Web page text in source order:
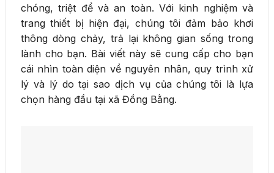
chóng, triệt để và an toàn. Với kinh nghiệm và
trang thiết bị hiện đại, chúng tôi đảm bảo khơi
thông dòng chảy, trả lại không gian sống trong
lành cho bạn. Bài viết này sẽ cung cấp cho bạn
cái nhìn toàn diện về nguyên nhân, quy trình xử
lý và lý do tại sao dịch vụ của chúng tôi là lựa
chọn hàng đầu tại xã Đồng Bằng.